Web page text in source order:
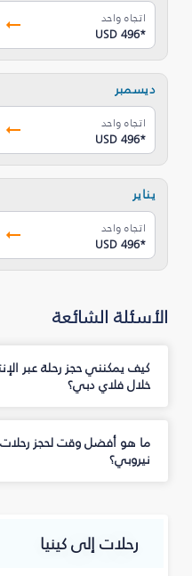
اتجاه واحد
USD 496*
ديسمبر
اتجاه واحد
USD 496*
يناير
اتجاه واحد
USD 496*
الأسئلة الشائعة
كيف يمكنني حجز رحلة عبر
خلال فلاي دبي؟
ما هو أفضل وقت لحجز رحلات
نيروبي؟
رحلات إلى كينيا